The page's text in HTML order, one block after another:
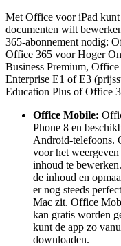
Met Office voor iPad kunt
documenten wilt
365-abonnement nodig:
Office 365 voor Hoger
Business Premium,
Enterprise E1 of E3
Education Plus of Office
Office Mobile:
Phone 8 en
Android-telefoons.
voor het
inhoud te
de inhoud en
er nog steeds
Mac zit. Office
kan gratis worden
kunt de app zo
downloaden.